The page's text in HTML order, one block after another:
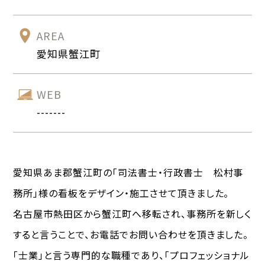
AREA
愛知県蟹江町
WEB
-------
愛知県あま郡蟹江町の「司法書士・行政書士 松村事
務所」様の看板をデザイン・施工させて頂きました。
名古屋市熱田区から蟹江町へ移転され、事務所を新しく
すると言うことで、お電話でお問い合わせを頂きました。
「士業」と言う専門的な職種であり、「プロフェッショナル